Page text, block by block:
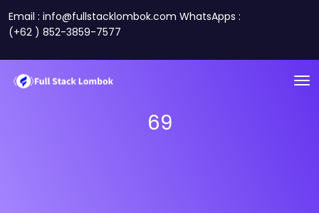
Email : info@fullstacklombok.com WhatsApps :
(+62 ) 852-3859-7577
69